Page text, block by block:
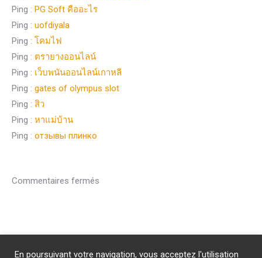
Ping : PG Soft คืออะไร
Ping : uofdiyala
Ping : โคมไฟ
Ping : ตรายางออนไลน์
Ping : เว็บพนันออนไลน์เกาหลี
Ping : gates of olympus slot
Ping : สิว
Ping : หาแม่บ้าน
Ping : отзывы плинко
Commentaires fermés
En poursuivant votre navigation, vous acceptez l'utilisation